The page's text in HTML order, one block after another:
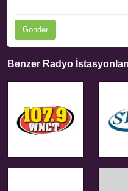
Gönder
Benzer Radyo